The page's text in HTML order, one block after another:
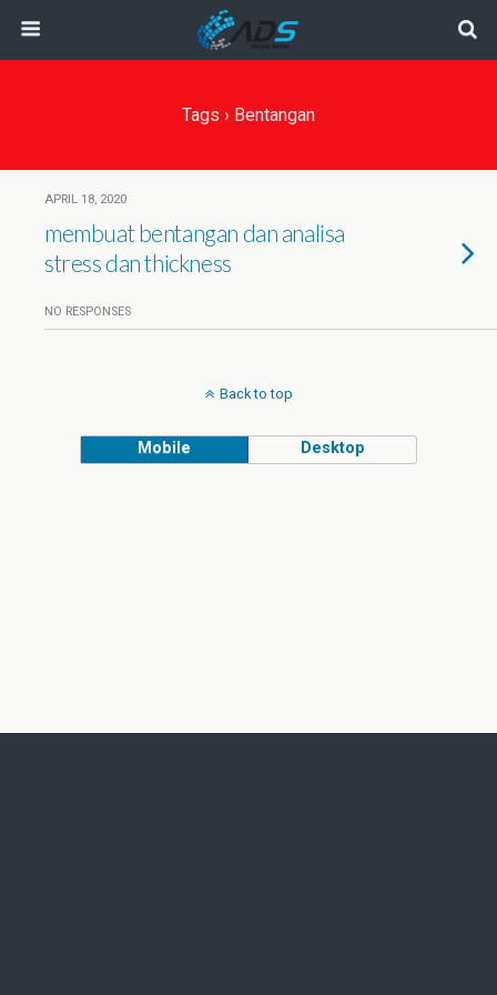
Tags › Bentangan
APRIL 18, 2020
membuat bentangan dan analisa
stress dan thickness
NO RESPONSES
Back to top
Mobile Desktop